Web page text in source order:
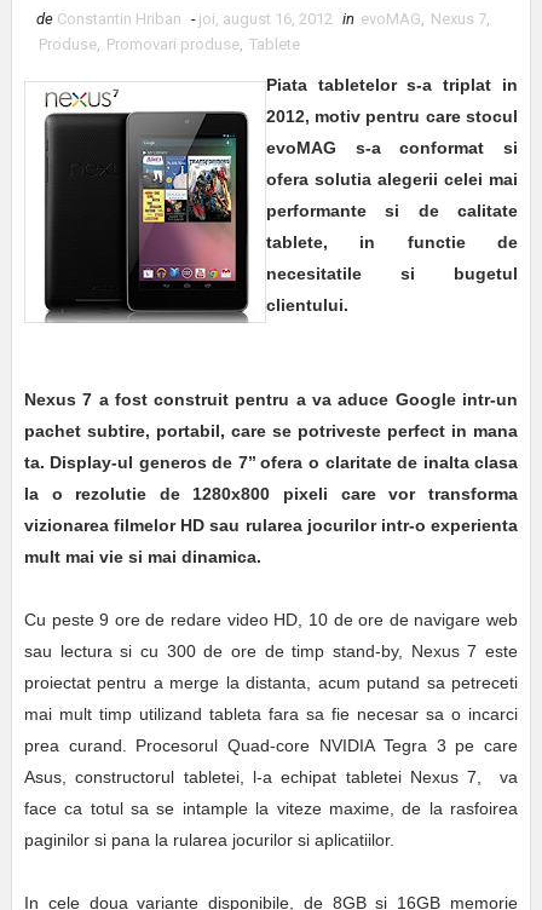
de Constantin Hriban - joi, august 16, 2012 in evoMAG, Nexus 7,
Produse, Promovari produse, Tablete
Piata tabletelor s-a triplat in
2012, motiv pentru care stocul
evoMAG s-a conformat si
ofera solutia alegerii celei mai
performante si de calitate
tablete, in functie de
necesitatile si bugetul
clientului.
Nexus 7 a fost construit pentru a va aduce Google intr-un
pachet subtire, portabil, care se potriveste perfect in mana
ta. Display-ul generos de 7’’ ofera o claritate de inalta clasa
la o rezolutie de 1280x800 pixeli care vor transforma
vizionarea filmelor HD sau rularea jocurilor intr-o experienta
mult mai vie si mai dinamica.
Cu peste 9 ore de redare video HD, 10 de ore de navigare web
sau lectura si cu 300 de ore de timp stand-by, Nexus 7 este
proiectat pentru a merge la distanta, acum putand sa petreceti
mai mult timp utilizand tableta fara sa fie necesar sa o incarci
prea curand. Procesorul Quad-core NVIDIA Tegra 3 pe care
Asus, constructorul tabletei, l-a echipat tabletei Nexus 7, va
face ca totul sa se intample la viteze maxime, de la rasfoirea
paginilor si pana la rularea jocurilor si aplicatiilor.
In cele doua variante disponibile, de 8GB si 16GB memorie